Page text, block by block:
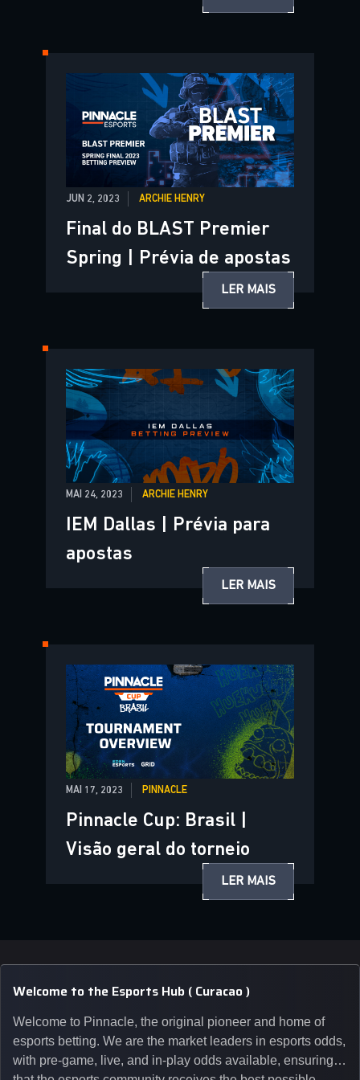
JUN 2, 2023 ARCHIE HENRY
Final do BLAST Premier
Spring | Prévia de apostas
LER MAIS
MAI 24, 2023 ARCHIE HENRY
IEM Dallas | Prévia para
apostas
LER MAIS
MAI 17, 2023 PINNACLE
Pinnacle Cup: Brasil |
Visão geral do torneio
LER MAIS
Welcome to the Esports Hub ( Curacao )
Welcome to Pinnacle, the original pioneer and home of
esports betting. We are the market leaders in esports odds,
with pre-game, live, and in-play odds available, ensuring